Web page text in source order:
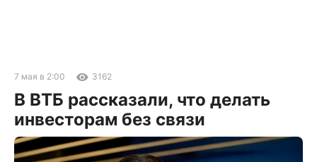
7 мая в 2:00 3162
В ВТБ рассказали, что делать
инвесторам без связи